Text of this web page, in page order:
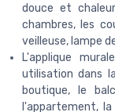
douce et
chambres, les
veilleuse, lampe
L'applique
utilisation dans
boutique, le
l'appartement,